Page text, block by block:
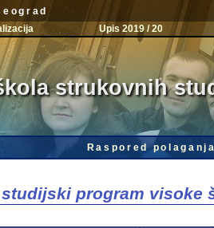
Upis 2019 / 20
strukovnih
Raspored
program visoke